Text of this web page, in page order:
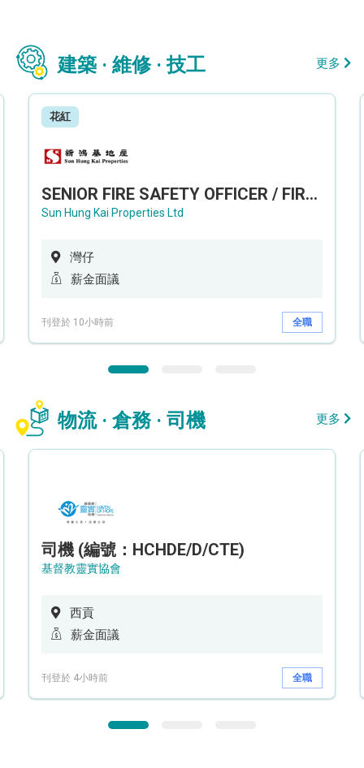
建築 · 維修 · 技工 更多
花紅
SENIOR FIRE SAFETY OFFICER / FIRE SAFETY OFFICER
Sun Hung Kai Properties Ltd
灣仔
薪金面議
刊登於 10小時前 全職
物流 · 倉務 · 司機 更多
司機 (編號：HCHDE/D/CTE)
基督教靈實協會
西貢
薪金面議
刊登於 4小時前 全職